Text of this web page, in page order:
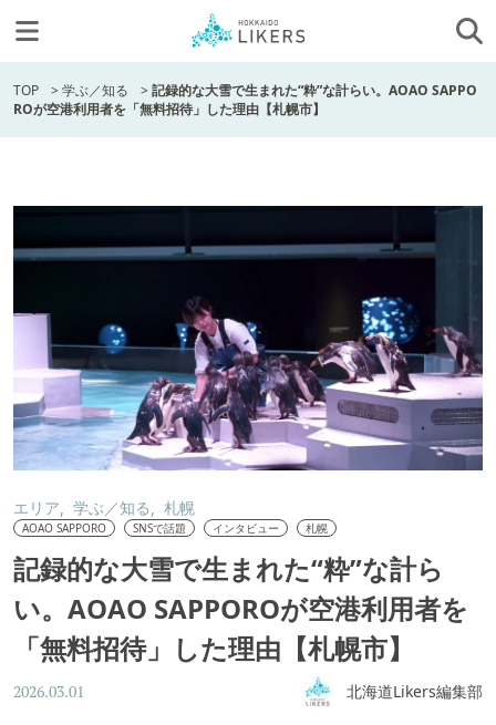
TOP >学ぶ／知る >記録的な大雪で生まれた“粋”な計らい。AOAO SAPPO
ROが空港利用者を「無料招待」した理由【札幌市】
エリア 学ぶ／知る 札幌
AOAO SAPPORO SNSで話題 インタビュー 札幌
記録的な大雪で生まれた“粋”な計ら
い。AOAO SAPPOROが空港利用者を
「無料招待」した理由【札幌市】
2026.03.01 北海道Likers編集部